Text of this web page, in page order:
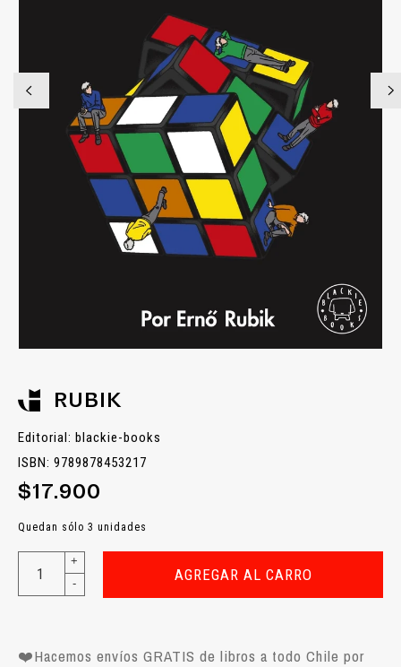
RUBIK
Editorial: blackie-books
ISBN: 9789878453217
$17.900
Quedan sólo 3 unidades
+
-
AGREGAR AL CARRO
❤️Hacemos envíos GRATIS de libros a todo Chile por